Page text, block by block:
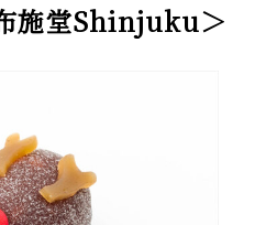
施堂Shinjuku＞